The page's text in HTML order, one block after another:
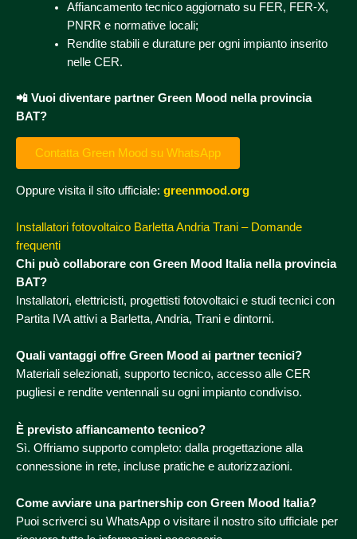
Affiancamento tecnico aggiornato su FER, FER-X,
PNRR e normative locali;
Rendite stabili e durature per ogni impianto inserito
nelle CER.
📲 Vuoi diventare partner Green Mood nella provincia
BAT?
Contatta Green Mood su WhatsApp
Oppure visita il sito ufficiale: greenmood.org
Installatori fotovoltaico Barletta Andria Trani – Domande
frequenti
Chi può collaborare con Green Mood Italia nella provincia
BAT?
Installatori, elettricisti, progettisti fotovoltaici e studi tecnici con
Partita IVA attivi a Barletta, Andria, Trani e dintorni.
Quali vantaggi offre Green Mood ai partner tecnici?
Materiali selezionati, supporto tecnico, accesso alle CER
pugliesi e rendite ventennali su ogni impianto condiviso.
È previsto affiancamento tecnico?
Sì. Offriamo supporto completo: dalla progettazione alla
connessione in rete, incluse pratiche e autorizzazioni.
Come avviare una partnership con Green Mood Italia?
Puoi scriverci su WhatsApp o visitare il nostro sito ufficiale per